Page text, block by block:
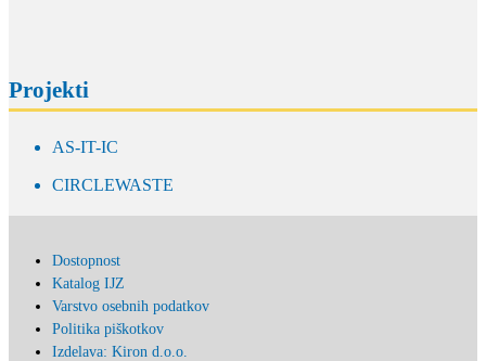
Projekti
AS-IT-IC
CIRCLEWASTE
Dostopnost
Katalog IJZ
Varstvo osebnih podatkov
Politika piškotkov
Izdelava: Kiron d.o.o.